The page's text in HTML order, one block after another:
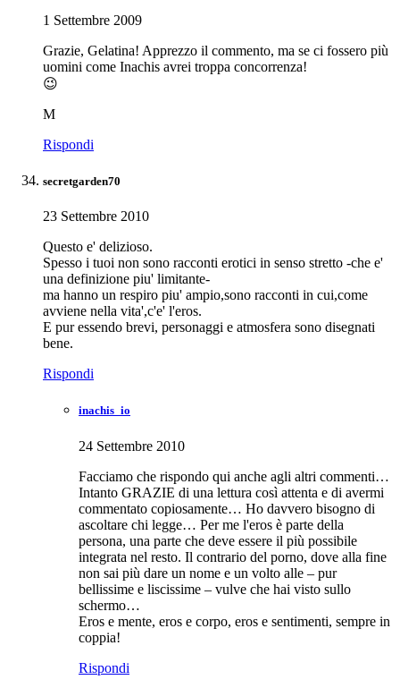
1 Settembre 2009
Grazie, Gelatina! Apprezzo il commento, ma se ci fossero più
uomini come Inachis avrei troppa concorrenza!
😉
M
Rispondi
secretgarden70
23 Settembre 2010
Questo e' delizioso.
Spesso i tuoi non sono racconti erotici in senso stretto -che e'
una definizione piu' limitante-
ma hanno un respiro piu' ampio,sono racconti in cui,come
avviene nella vita',c'e' l'eros.
E pur essendo brevi, personaggi e atmosfera sono disegnati
bene.
Rispondi
inachis_io
24 Settembre 2010
Facciamo che rispondo qui anche agli altri commenti…
Intanto GRAZIE di una lettura così attenta e di avermi
commentato copiosamente… Ho davvero bisogno di
ascoltare chi legge… Per me l'eros è parte della
persona, una parte che deve essere il più possibile
integrata nel resto. Il contrario del porno, dove alla fine
non sai più dare un nome e un volto alle – pur
bellissime e liscissime – vulve che hai visto sullo
schermo…
Eros e mente, eros e corpo, eros e sentimenti, sempre in
coppia!
Rispondi